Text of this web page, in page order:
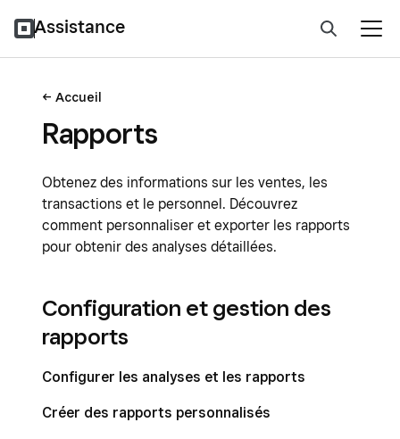
Assistance
Accueil
Rapports
Obtenez des informations sur les ventes, les
transactions et le personnel. Découvrez
comment personnaliser et exporter les rapports
pour obtenir des analyses détaillées.
Configuration et gestion des
rapports
Configurer les analyses et les rapports
Créer des rapports personnalisés